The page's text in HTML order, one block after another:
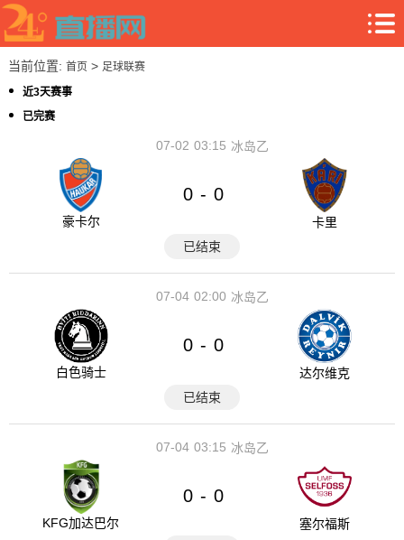
当前位置: 首页> 足球联赛
近3天赛事
已完赛
03:15
07-02 冰岛乙
豪卡尔
0 - 0
卡里
已结束
02:00
07-04 冰岛乙
白色骑士
0 - 0
达尔维克
已结束
03:15
07-04 冰岛乙
KFG加达巴尔
0 - 0
塞尔福斯